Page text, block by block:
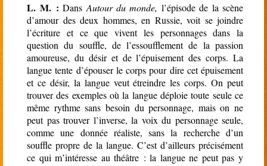
L. M. :DansAutour du monde, l’épisode de la scène
d’amour des deux hommes, en Russie, voit se joindre
l’écriture et ce que vivent les personnages dans la
question du souffle, de l’essoufflement de la passion
amoureuse, du désir et de l’épuisement des corps. La
langue tente d’épouser le corps pour dire cet épuisement
et ce désir, la langue veut étreindre les corps. On peut
trouver des exemples où la langue déploie toute seule ce
même rythme sans besoin du personnage, mais on ne
peut pas trouver l’inverse, la voix du personnage seule,
comme une donnée réaliste, sans la recherche d’un
souffle propre de la langue. C’est d’ailleurs précisément
ce qui m’intéresse au théâtre : la langue ne peut pas y